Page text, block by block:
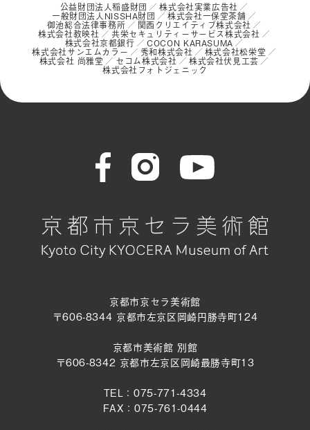
公益財団法人稲盛財団 株式会社実業広告社
一般財団法人NISSHA財団 株式会社一保堂茶舗
御池総合法律事務所 関西クリエイティブ株式会社
株式会社教映社 共栄セキュリティーサービス株式会社
株式会社京都銀行 COCON KARASUMA
株式会社サンエムカラー 秀和株式会社 株式会社松栄堂
株式会社 尚雅堂 セコム株式会社 株式会社伏見工芸
株式会社フォトジェニック
京都市京セラ美術館
〒606-8344 京都市左京区岡崎円勝寺町124
京都市美術館 別館
〒606-8342 京都市左京区岡崎最勝寺町13
TEL：075-771-4334
FAX：075-761-0444